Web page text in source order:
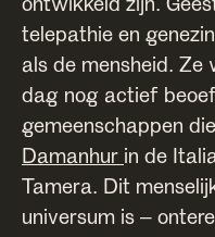
telepathie en
als de mensheid. Ze
dag nog actief
gemeenschappen
Damanhur in de
Tamera. Dit
universum is –